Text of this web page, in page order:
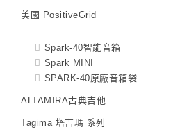
美國 PositiveGrid
Spark-40智能音箱
Spark MINI
SPARK-40原廠音箱袋
ALTAMIRA古典吉他
Tagima 塔吉瑪 系列